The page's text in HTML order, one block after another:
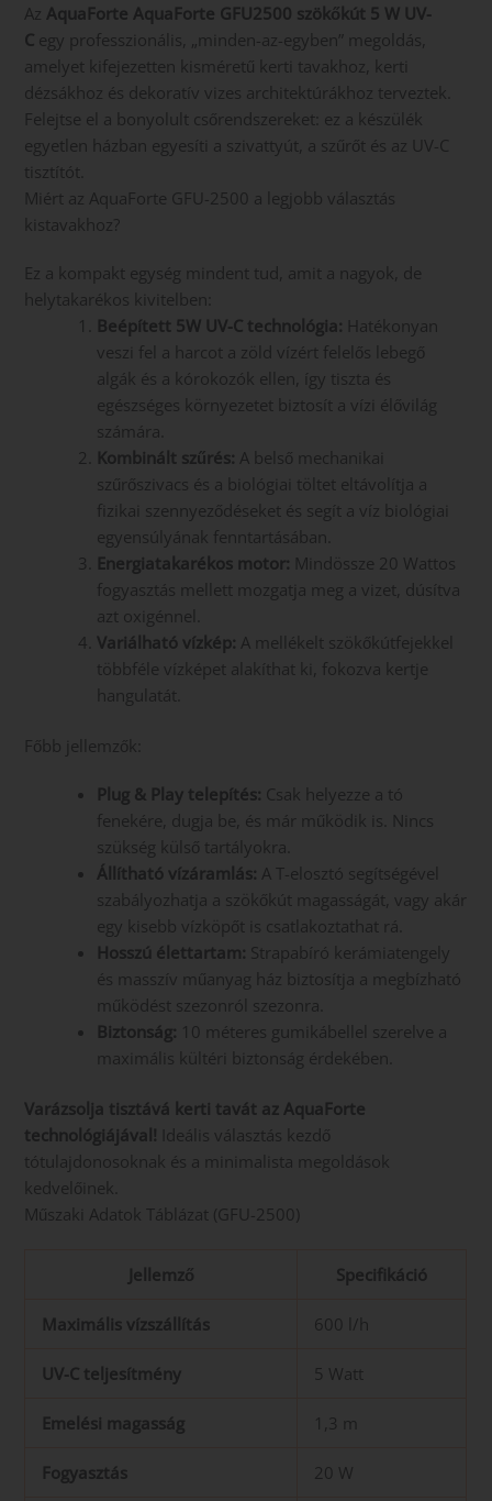
Az AquaForte AquaForte GFU2500 szökőkút 5 W UV-
C egy professzionális, „minden-az-egyben” megoldás,
amelyet kifejezetten kisméretű kerti tavakhoz, kerti
dézsákhoz és dekoratív vizes architektúrákhoz terveztek.
Felejtse el a bonyolult csőrendszereket: ez a készülék
egyetlen házban egyesíti a szivattyút, a szűrőt és az UV-C
tisztítót.
Miért az AquaForte GFU-2500 a legjobb választás
kistavakhoz?
Ez a kompakt egység mindent tud, amit a nagyok, de
helytakarékos kivitelben:
Beépített 5W UV-C technológia: Hatékonyan
veszi fel a harcot a zöld vízért felelős lebegő
algák és a kórokozók ellen, így tiszta és
egészséges környezetet biztosít a vízi élővilág
számára.
Kombinált szűrés: A belső mechanikai
szűrőszivacs és a biológiai töltet eltávolítja a
fizikai szennyeződéseket és segít a víz biológiai
egyensúlyának fenntartásában.
Energiatakarékos motor: Mindössze 20 Wattos
fogyasztás mellett mozgatja meg a vizet, dúsítva
azt oxigénnel.
Variálható vízkép: A mellékelt szökőkútfejekkel
többféle vízképet alakíthat ki, fokozva kertje
hangulatát.
Főbb jellemzők:
Plug & Play telepítés: Csak helyezze a tó
fenekére, dugja be, és már működik is. Nincs
szükség külső tartályokra.
Állítható vízáramlás: A T-elosztó segítségével
szabályozhatja a szökőkút magasságát, vagy akár
egy kisebb vízköpőt is csatlakoztathat rá.
Hosszú élettartam: Strapabíró kerámiatengely
és masszív műanyag ház biztosítja a megbízható
működést szezonról szezonra.
Biztonság: 10 méteres gumikábellel szerelve a
maximális kültéri biztonság érdekében.
Varázsolja tisztává kerti tavát az AquaForte
technológiájával! Ideális választás kezdő
tótulajdonosoknak és a minimalista megoldások
kedvelőinek.
Műszaki Adatok Táblázat (GFU-2500)
Jellemző Specifikáció
Maximális vízszállítás 600 l/h
UV-C teljesítmény 5 Watt
Emelési magasság 1,3 m
Fogyasztás 20 W